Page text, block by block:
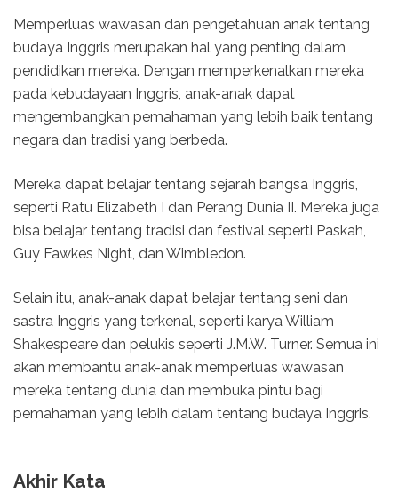
Memperluas wawasan dan pengetahuan anak tentang
budaya Inggris merupakan hal yang penting dalam
pendidikan mereka. Dengan memperkenalkan mereka
pada kebudayaan Inggris, anak-anak dapat
mengembangkan pemahaman yang lebih baik tentang
negara dan tradisi yang berbeda.
Mereka dapat belajar tentang sejarah bangsa Inggris,
seperti Ratu Elizabeth I dan Perang Dunia II. Mereka juga
bisa belajar tentang tradisi dan festival seperti Paskah,
Guy Fawkes Night, dan Wimbledon.
Selain itu, anak-anak dapat belajar tentang seni dan
sastra Inggris yang terkenal, seperti karya William
Shakespeare dan pelukis seperti J.M.W. Turner. Semua ini
akan membantu anak-anak memperluas wawasan
mereka tentang dunia dan membuka pintu bagi
pemahaman yang lebih dalam tentang budaya Inggris.
Akhir Kata